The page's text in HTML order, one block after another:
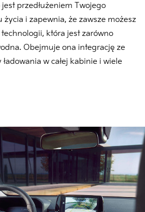
przedłużeniem Twojego
i zapewnia, że zawsze możesz
która jest zarówno
Obejmuje ona integrację ze
w całej kabinie i wiele